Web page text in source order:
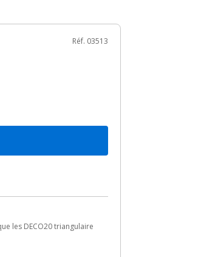
Réf. 03513
les DECO20 triangulaire